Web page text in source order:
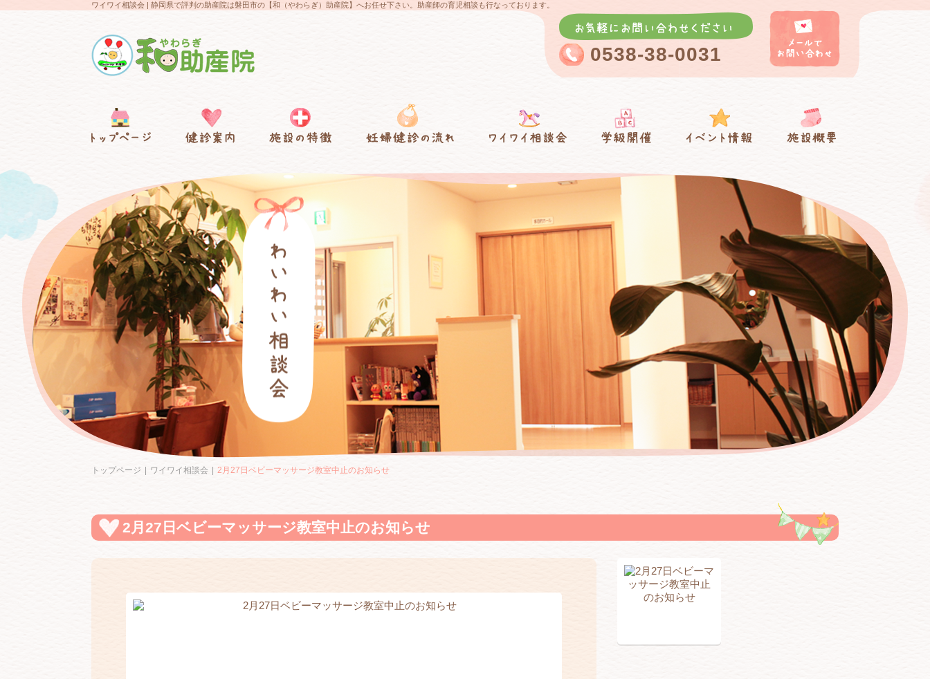
ワイワイ相談会 | 静岡県で評判の助産院は磐田市の【和（やわらぎ）助産院】へお任せ下さい。助産師の育児相談も行なっております。
0538-38-0031
トップページ ワイワイ相談会 2月27日ベビーマッサージ教室中止のお知らせ
2月27日ベビーマッサージ教室中止のお知らせ